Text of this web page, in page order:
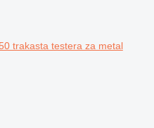
trakasta testera za metal